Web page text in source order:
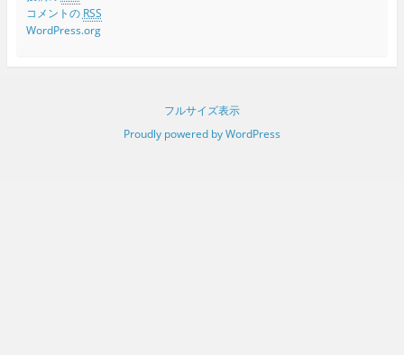
コメントの RSS
WordPress.org
フルサイズ表示
Proudly powered by WordPress